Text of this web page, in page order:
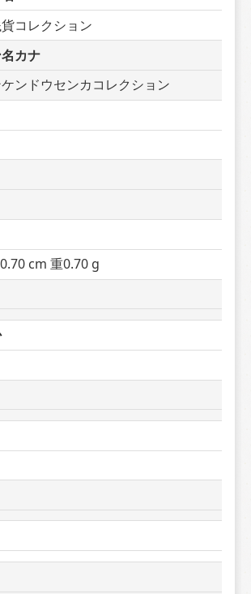
コレクション
カナ
ンドウセンカコレクション
cm 重0.70 g